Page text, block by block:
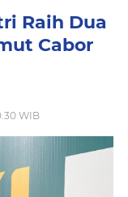
Raih Dua
Cabor
WIB